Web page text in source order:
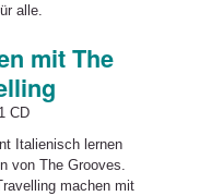
alle.
mit The
CD
Italienisch lernen
von The Grooves.
machen mit